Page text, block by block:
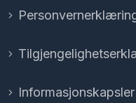
Informasjonskapsler